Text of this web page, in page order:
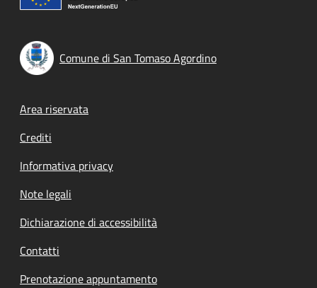
Comune di San Tomaso Agordino
Footer menu
Area riservata
Crediti
Informativa privacy
Note legali
Dichiarazione di accessibilità
Contatti
Prenotazione appuntamento